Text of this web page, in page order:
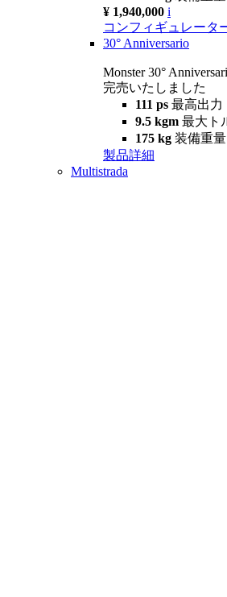
¥ 1,940,000 i
コンフィギュレータ
30° Anniversario
Monster 30°
完売いたしました
111 ps 最高出力
9.5 kgm 最大ト
175 kg 装備重量
製品詳細
Multistrada